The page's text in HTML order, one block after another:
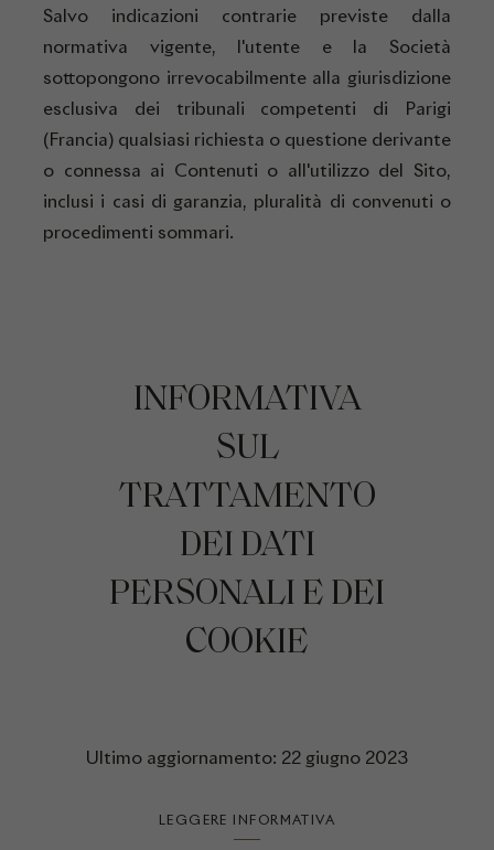
Salvo indicazioni contrarie previste dalla
normativa vigente, l'utente e la Società
sottopongono irrevocabilmente alla giurisdizione
esclusiva dei tribunali competenti di Parigi
(Francia) qualsiasi richiesta o questione derivante
o connessa ai Contenuti o all'utilizzo del Sito,
inclusi i casi di garanzia, pluralità di convenuti o
procedimenti sommari.
INFORMATIVA
SUL
TRATTAMENTO
DEI DATI
PERSONALI E DEI
COOKIE
Ultimo aggiornamento: 22 giugno 2023
LEGGERE INFORMATIVA